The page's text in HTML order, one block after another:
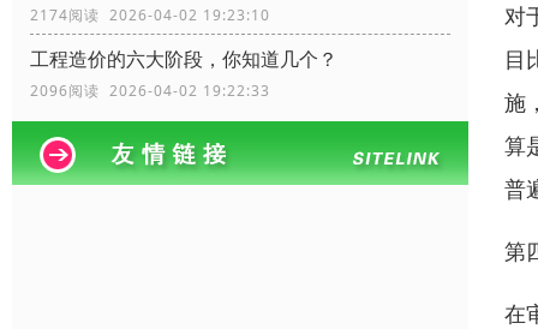
2174阅读 2026-04-02 19:23:10
工程造价的六大阶段，你知道几个？
2096阅读 2026-04-02 19:22:33
对
目
施
算
普
第
在